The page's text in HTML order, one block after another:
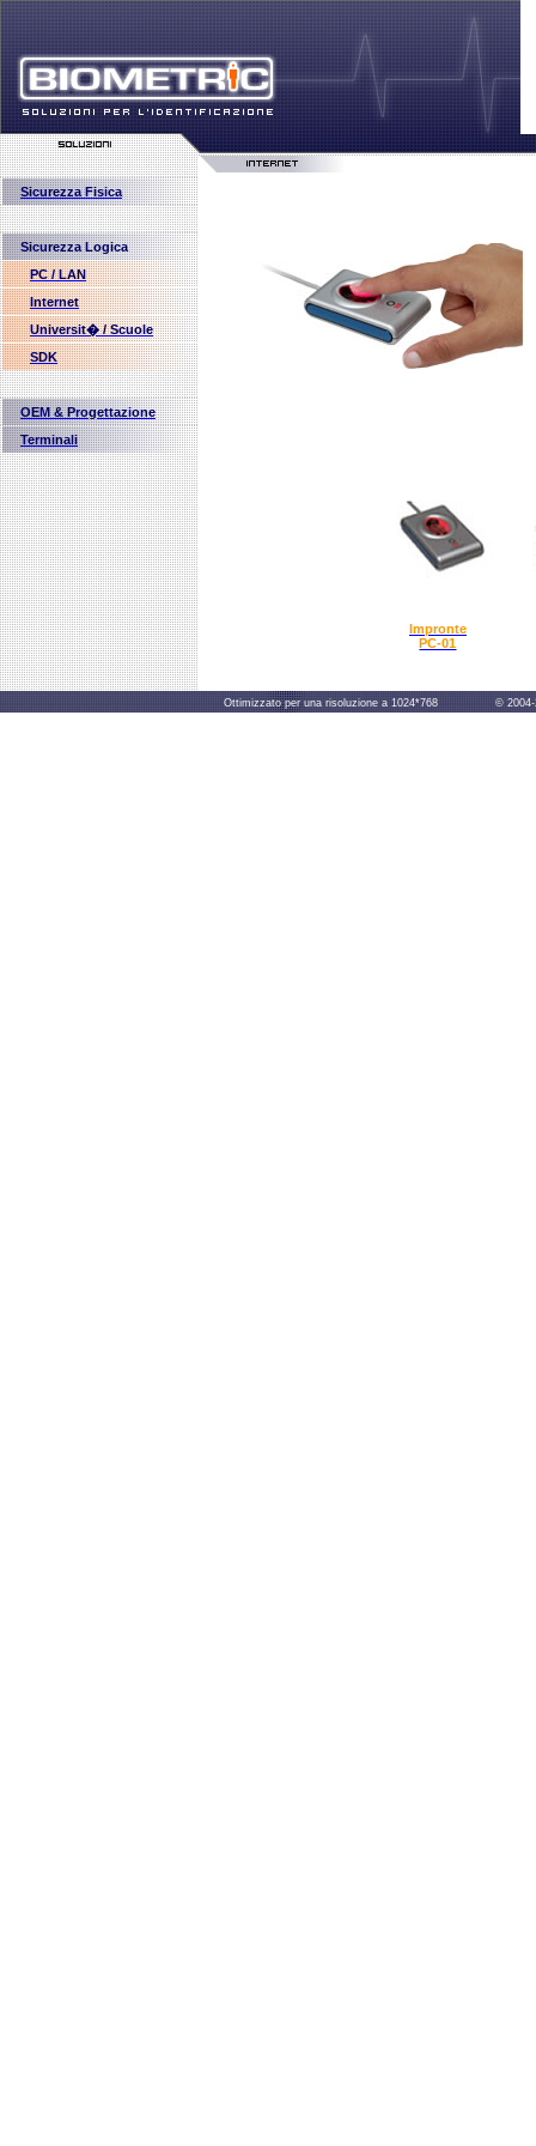
Sicurezza Fisica
Sicurezza Logica
PC / LAN
Internet
Universit� / Scuole
SDK
OEM & Progettazione
Terminali
Impronte
PC-01
Ottimizzato per una risoluzione a 1024*768 © 2004-